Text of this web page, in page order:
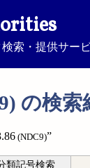
索・提供サー
の検索
(NDC9)”
類記号検索